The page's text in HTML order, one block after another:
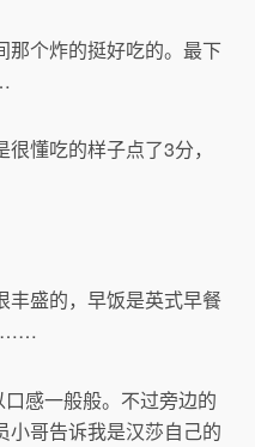
那个炸的挺好吃的。最下
懂吃的样子点了3分，
丰盛的，早饭是英式早餐
感一般般。不过旁边的
小哥告诉我是汉莎自己的